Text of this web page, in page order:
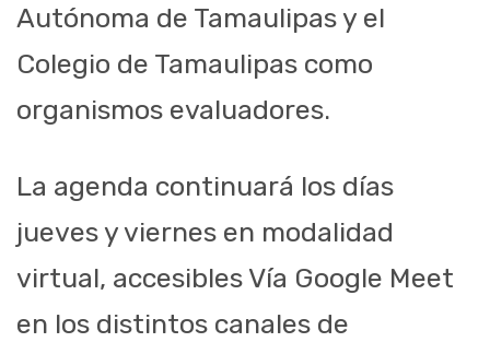
Autónoma de Tamaulipas y el
Colegio de Tamaulipas como
organismos evaluadores.
La agenda continuará los días
jueves y viernes en modalidad
virtual, accesibles Vía Google Meet
en los distintos canales de